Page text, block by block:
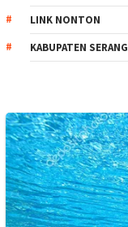
LINK NONTON
KABUPATEN SERANG